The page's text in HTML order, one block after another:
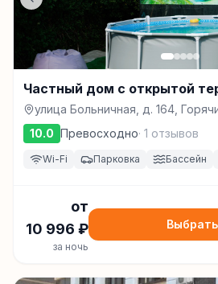
Частный дом с
улица Больничная, д. 164,
10.0 Превосходно· 1 отзывов
Wi-Fi Парковка Бассейн
от
10 996 ₽
за ночь